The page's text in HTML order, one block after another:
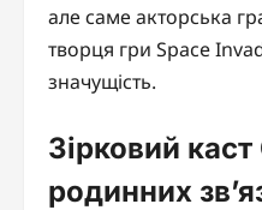
але саме акторська
творця гри Space
значущість.
Зірковий
родинних